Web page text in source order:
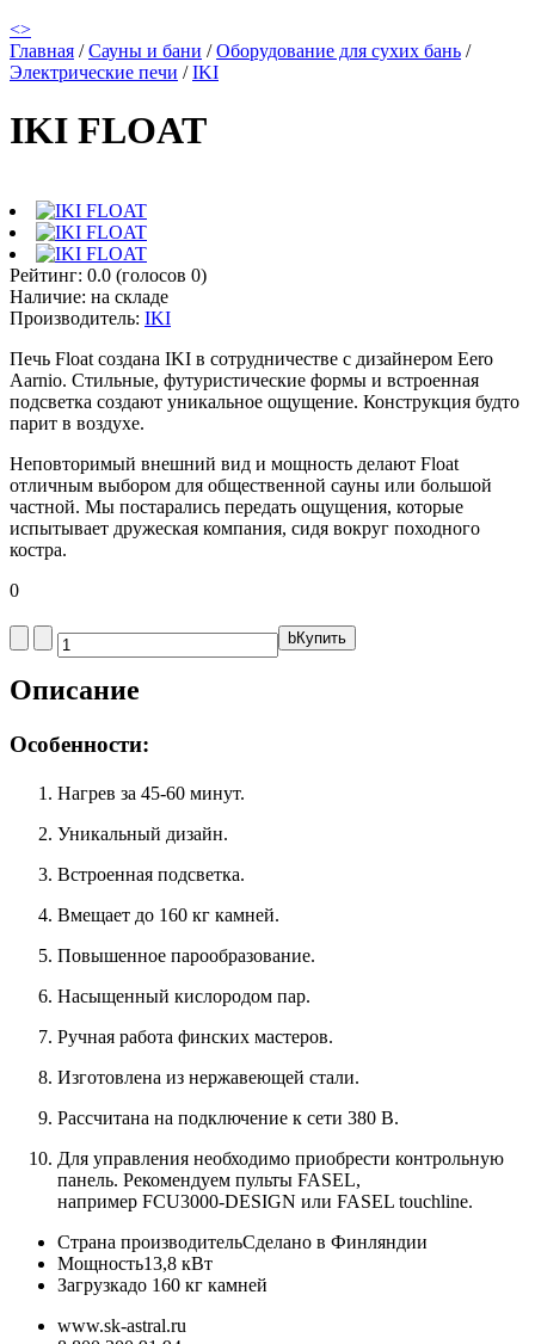
<>
Главная /Сауны и бани /Оборудование для сухих бань /
Электрические печи /IKI
IKI FLOAT
Рейтинг: 0.0 (голосов 0)
Наличие: на складе
Производитель: IKI
Печь Float создана IKI в сотрудничестве с дизайнером Eero
Aarnio. Стильные, футуристические формы и встроенная
подсветка создают уникальное ощущение. Конструкция будто
парит в воздухе.
Неповторимый внешний вид и мощность делают Float
отличным выбором для общественной сауны или большой
частной. Мы постарались передать ощущения, которые
испытывает дружеская компания, сидя вокруг походного
костра.
0
bКупить
Описание
Особенности:
Нагрев за 45-60 минут.
Уникальный дизайн.
Встроенная подсветка.
Вмещает до 160 кг камней.
Повышенное парообразование.
Насыщенный кислородом пар.
Ручная работа финских мастеров.
Изготовлена из нержавеющей стали.
Рассчитана на подключение к сети 380 В.
Для управления необходимо приобрести контрольную
панель. Рекомендуем пульты FASEL,
например FCU3000-DESIGN или FASEL touchline.
Страна производительСделано в Финляндии
Мощность13,8 кВт
Загрузкадо 160 кг камней
www.sk-astral.ru